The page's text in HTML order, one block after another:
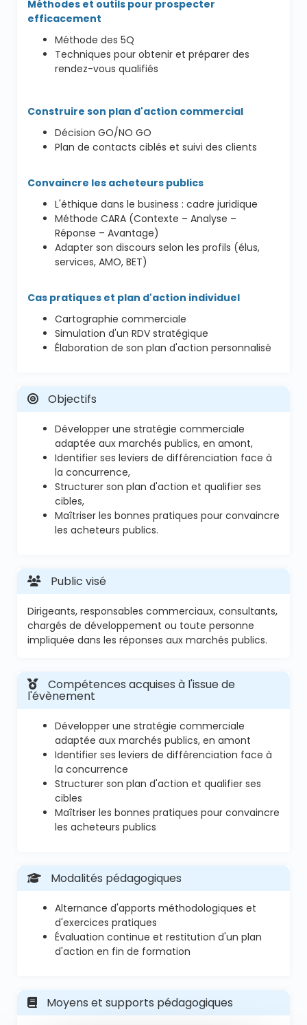
Méthodes et outils pour prospecter
efficacement
Méthode des 5Q
Techniques pour obtenir et préparer des
rendez-vous qualifiés
Construire son plan d'action commercial
Décision GO/NO GO
Plan de contacts ciblés et suivi des clients
Convaincre les acheteurs publics
L'éthique dans le business : cadre juridique
Méthode CARA (Contexte – Analyse –
Réponse – Avantage)
Adapter son discours selon les profils (élus,
services, AMO, BET)
Cas pratiques et plan d'action individuel
Cartographie commerciale
Simulation d'un RDV stratégique
Élaboration de son plan d'action personnalisé
Objectifs
Développer une stratégie commerciale
adaptée aux marchés publics, en amont,
Identifier ses leviers de différenciation face à
la concurrence,
Structurer son plan d'action et qualifier ses
cibles,
Maîtriser les bonnes pratiques pour convaincre
les acheteurs publics.
Public visé
Dirigeants, responsables commerciaux, consultants,
chargés de développement ou toute personne
impliquée dans les réponses aux marchés publics.
Compétences acquises à l'issue de
l'évènement
Développer une stratégie commerciale
adaptée aux marchés publics, en amont
Identifier ses leviers de différenciation face à
la concurrence
Structurer son plan d'action et qualifier ses
cibles
Maîtriser les bonnes pratiques pour convaincre
les acheteurs publics
Modalités pédagogiques
Alternance d'apports méthodologiques et
d'exercices pratiques
Évaluation continue et restitution d'un plan
d'action en fin de formation
Moyens et supports pédagogiques